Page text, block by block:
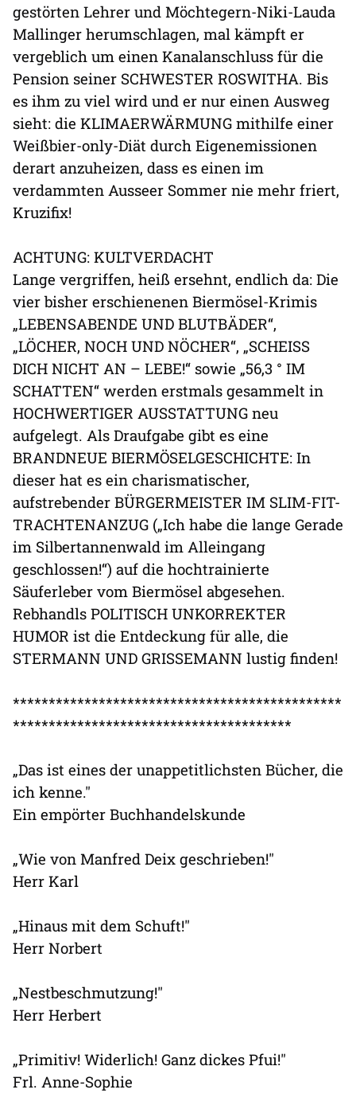
gestörten Lehrer und Möchtegern-Niki-Lauda
Mallinger herumschlagen, mal kämpft er
vergeblich um einen Kanalanschluss für die
Pension seiner SCHWESTER ROSWITHA. Bis
es ihm zu viel wird und er nur einen Ausweg
sieht: die KLIMAERWÄRMUNG mithilfe einer
Weißbier-only-Diät durch Eigenemissionen
derart anzuheizen, dass es einen im
verdammten Ausseer Sommer nie mehr friert,
Kruzifix!
ACHTUNG: KULTVERDACHT
Lange vergriffen, heiß ersehnt, endlich da: Die
vier bisher erschienenen Biermösel-Krimis
„LEBENSABENDE UND BLUTBÄDER“,
„LÖCHER, NOCH UND NÖCHER“, „SCHEISS
DICH NICHT AN – LEBE!“ sowie „56,3 ° IM
SCHATTEN“ werden erstmals gesammelt in
HOCHWERTIGER AUSSTATTUNG neu
aufgelegt. Als Draufgabe gibt es eine
BRANDNEUE BIERMÖSELGESCHICHTE: In
dieser hat es ein charismatischer,
aufstrebender BÜRGERMEISTER IM SLIM-FIT-
TRACHTENANZUG („Ich habe die lange Gerade
im Silbertannenwald im Alleingang
geschlossen!“) auf die hochtrainierte
Säuferleber vom Biermösel abgesehen.
Rebhandls POLITISCH UNKORREKTER
HUMOR ist die Entdeckung für alle, die
STERMANN UND GRISSEMANN lustig finden!
**********************************************
***************************************
„Das ist eines der unappetitlichsten Bücher, die
ich kenne."
Ein empörter Buchhandelskunde
„Wie von Manfred Deix geschrieben!"
Herr Karl
„Hinaus mit dem Schuft!"
Herr Norbert
„Nestbeschmutzung!"
Herr Herbert
„Primitiv! Widerlich! Ganz dickes Pfui!"
Frl. Anne-Sophie